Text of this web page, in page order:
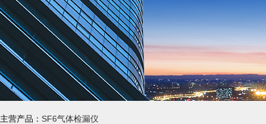
主营产品： SF6气体检漏仪